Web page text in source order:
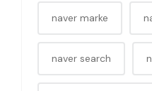
naver marke
naver search